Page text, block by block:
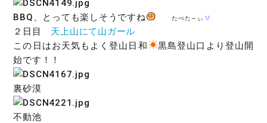
BBQ、とっても楽しそうですね たべた～ぃ
２日目 天上山にて山ガール
この日はお天気もよく登山日和
黒島登山口より登山開
始です！！
裏砂漠
不動池